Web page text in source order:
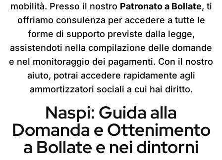
mobilità. Presso il nostro Patronato a Bollate, ti
offriamo consulenza per accedere a tutte le
forme di supporto previste dalla legge,
assistendoti nella compilazione delle domande
e nel monitoraggio dei pagamenti. Con il nostro
aiuto, potrai accedere rapidamente agli
ammortizzatori sociali a cui hai diritto.
Naspi: Guida alla
Domanda e Ottenimento
a Bollate e nei dintorni